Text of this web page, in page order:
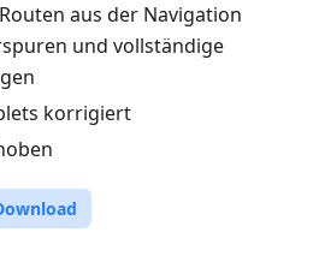
aus der Navigation
und vollständige
korrigiert